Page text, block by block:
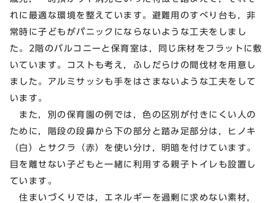
れに最適な環境を整えています。避難用のすべり台も，非
常時に子どもがパニックにならないような工夫をしまし
た。2階のバルコニーと保育室は，同じ床材をフラットに敷
いています。コストも考え，ふしだらけの間伐材を用意し
ました。アルミサッシも手をはさまないような工夫をして
います。
また，別の保育園の例では，色の区別が付きにくい人の
ために，階段の段鼻から下の部分と踏み足部分は，ヒノキ
（白）とサクラ（赤）を使い分け，明暗を付けています。
目を離せない子どもと一緒に利用する親子トイレも設置し
ています。
住まいづくりでは，エネルギーを過剰に求めない素材，